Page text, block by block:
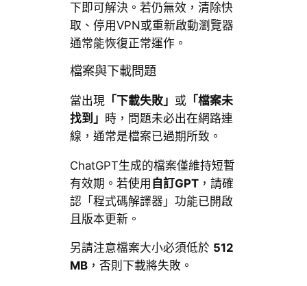
下即可解決。若仍無效，清除快
取、停用VPN或重新啟動瀏覽器
通常能恢復正常運作。
檔案與下載問題
當出現 「下載失敗」 或 「檔案未
找到」 時，問題未必出在網路連
線，通常是檔案已過期所致。
ChatGPT生成的檔案僅維持短暫
有效期。若使用 自訂GPT，請確
認「程式碼解譯器」功能已開啟
且版本更新。
另請注意檔案大小必須低於 512
MB，否則下載將失敗。